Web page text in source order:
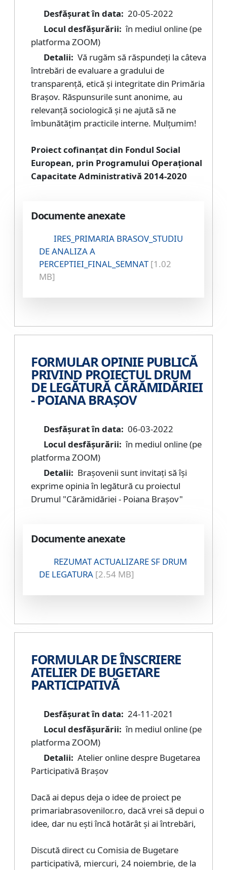
Desfășurat în data: 20-05-2022
Locul desfășurării: în mediul online (pe
platforma ZOOM)
Detalii: Vă rugăm să răspundeți la câteva
întrebări de evaluare a gradului de
transparență, etică și integritate din Primăria
Brașov. Răspunsurile sunt anonime, au
relevanță sociologică și ne ajută să ne
îmbunătățim practicile interne. Mulțumim!
Proiect cofinanțat din Fondul Social
European, prin Programului Operațional
Capacitate Administrativă 2014-2020
Documente anexate
IRES_PRIMARIA BRASOV_STUDIU
DE ANALIZA A
PERCEPTIEI_FINAL_SEMNAT[1.02
MB]
FORMULAR OPINIE PUBLICĂ
PRIVIND PROIECTUL DRUM
DE LEGĂTURĂ CĂRĂMIDĂRIEI
- POIANA BRAȘOV
Desfășurat în data: 06-03-2022
Locul desfășurării: în mediul online (pe
platforma ZOOM)
Detalii: Brașovenii sunt invitați să își
exprime opinia în legătură cu proiectul
Drumul "Cărămidăriei - Poiana Brașov"
Documente anexate
REZUMAT ACTUALIZARE SF DRUM
DE LEGATURA [2.54 MB]
FORMULAR DE ÎNSCRIERE
ATELIER DE BUGETARE
PARTICIPATIVĂ
Desfășurat în data: 24-11-2021
Locul desfășurării: în mediul online (pe
platforma ZOOM)
Detalii: Atelier online despre Bugetarea
Participativă Brașov
Dacă ai depus deja o idee de proiect pe
primariabrasovenilor.ro, dacă vrei să depui o
idee, dar nu ești încă hotărât și ai întrebări,
Discută direct cu Comisia de Bugetare
participativă, miercuri, 24 noiembrie, de la